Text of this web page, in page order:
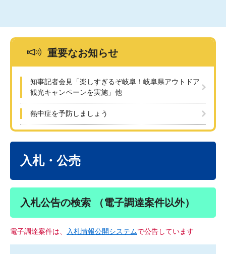
重要なお知らせ
知事記者会見「楽しすぎるぞ岐阜！岐阜県アウトドア
観光キャンペーンを実施」他
熱中症を予防しましょう
入札・公売
入札公告の検索 （電子調達案件以外）
電子調達案件は、 入札情報公開システムで公告しています